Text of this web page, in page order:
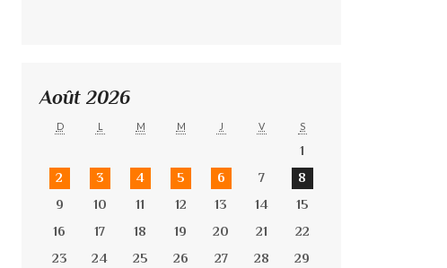
Août 2026
D L M M J V S
1
2
3 4 5 6 7
8
9
10 11 12 13 14
15
16
17 18 19 20 21
22
23
24 25 26 27 28
29